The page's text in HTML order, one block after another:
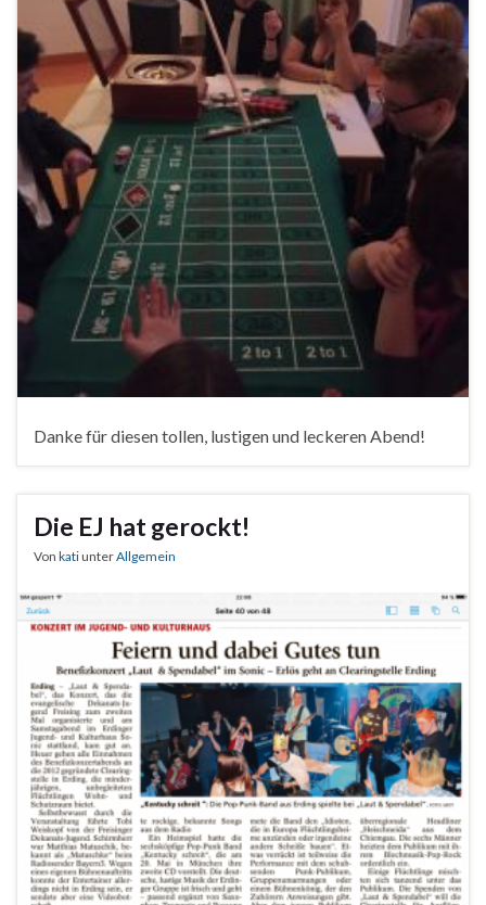
Danke für diesen tollen, lustigen und leckeren Abend!
Die EJ hat gerockt!
Von katiunterAllgemein